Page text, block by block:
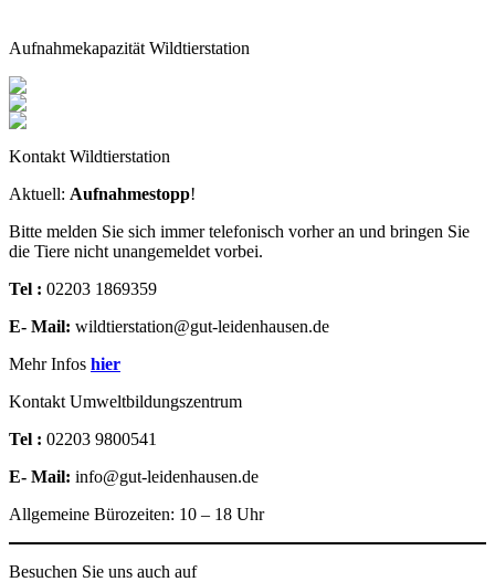
Aufnahmekapazität Wildtierstation
Kontakt Wildtierstation
Aktuell: Aufnahmestopp!
Bitte melden Sie sich immer telefonisch vorher an und bringen Sie
die Tiere nicht unangemeldet vorbei.
Tel : 02203 1869359
E- Mail: wildtierstation@gut-leidenhausen.de
Mehr Infos hier
Kontakt Umweltbildungszentrum
Tel : 02203 9800541
E- Mail: info@gut-leidenhausen.de
Allgemeine Bürozeiten: 10 – 18 Uhr
Besuchen Sie uns auch auf